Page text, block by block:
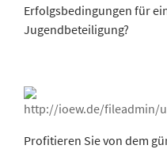
Erfolgsbedingungen für
Jugendbeteiligung?
Profitieren Sie von dem